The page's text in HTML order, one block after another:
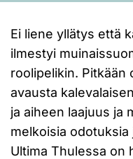
Ei liene yllätys että
ilmestyi
roolipelikin. Pitkään
avausta
ja aiheen laajuus ja
melkoisia odotuksia
Ultima Thulessa on